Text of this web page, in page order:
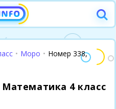
• Моро • Номер 338,
4 класс